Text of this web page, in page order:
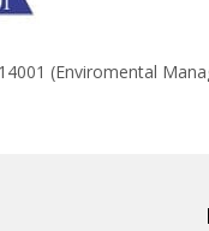
(Enviromental